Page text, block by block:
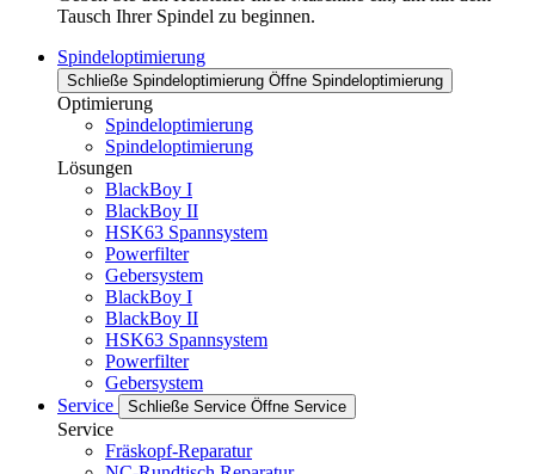
Tausch Ihrer Spindel zu beginnen.
Spindeloptimierung
Schließe Spindeloptimierung Öffne Spindeloptimierung
Optimierung
Spindeloptimierung
Spindeloptimierung
Lösungen
BlackBoy I
BlackBoy II
HSK63 Spannsystem
Powerfilter
Gebersystem
BlackBoy I
BlackBoy II
HSK63 Spannsystem
Powerfilter
Gebersystem
Service
Schließe Service Öffne Service
Service
Fräskopf-Reparatur